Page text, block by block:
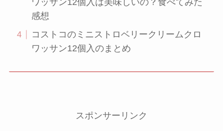
ワッサン12個入は美味しいの？食べてみた
感想
コストコのミニストロベリークリームクロ
ワッサン12個入のまとめ
スポンサーリンク